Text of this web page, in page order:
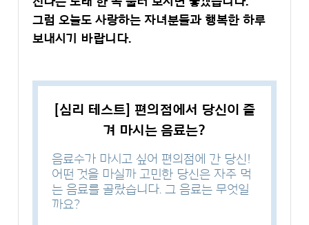
그럼 오늘도 사랑하는 자녀분들과 행복한 하루
보내시기 바랍니다.
[심리 테스트] 편의점에서 당신이 즐
겨 마시는 음료는?
음료수가 마시고 싶어 편의점에 간 당신!
어떤 것을 마실까 고민한 당신은 자주 먹
는 음료를 골랐습니다. 그 음료는 무엇일
까요?